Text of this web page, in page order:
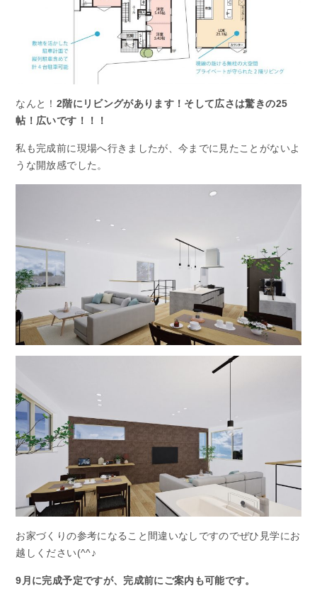
なんと！ 2階にリビングがあります！そして広さは驚きの25
帖！広いです！！！
私も完成前に現場へ行きましたが、今までに見たことがないよ
うな開放感でした。
お家づくりの参考になること間違いなしですのでぜひ見学にお
越しください(^^♪
9月に完成予定ですが、完成前にご案内も可能です。